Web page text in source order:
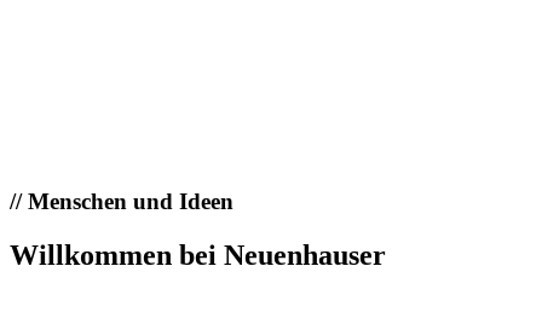
//Menschen und Ideen
Willkommen bei Neuenhauser